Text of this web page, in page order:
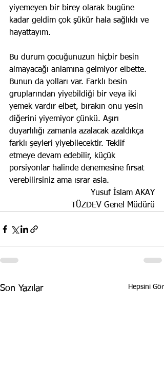
yiyemeyen bir birey olarak bugüne
kadar geldim çok şükür hala sağlıklı ve
hayattayım.
Bu durum çocuğunuzun hiçbir besin
almayacağı anlamına gelmiyor elbette.
Bunun da yolları var. Farklı besin
gruplarından yiyebildiği bir veya iki
yemek vardır elbet, bırakın onu yesin
diğerini yiyemiyor çünkü. Aşırı
duyarlılığı zamanla azalacak azaldıkça
farklı şeyleri yiyebilecektir. Teklif
etmeye devam edebilir, küçük
porsiyonlar halinde denemesine fırsat
verebilirsiniz ama ısrar asla.
Yusuf İslam AKAY
TÜZDEV Genel Müdürü
Son Yazılar Hepsini Gör